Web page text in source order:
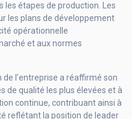
étapes de production. Les
les plans de développement
opérationnelle
et aux normes
de l’entreprise a réaffirmé son
de qualité les plus élevées et à
continue, contribuant ainsi à
reflétant la position de leader